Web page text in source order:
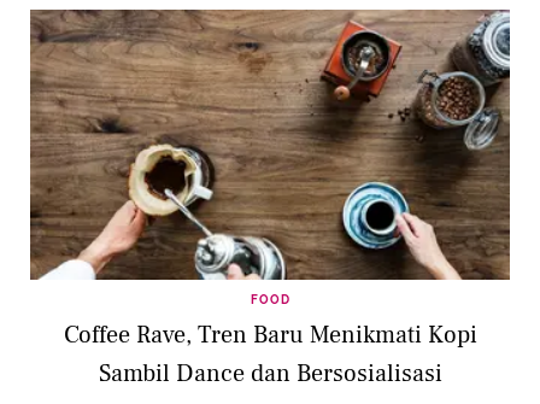
FOOD
Coffee Rave, Tren Baru Menikmati Kopi
Sambil Dance dan Bersosialisasi